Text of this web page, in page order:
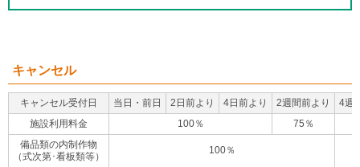
キャンセル
キャンセル受付日 当日・前日 2日前より 4日前より 2週間前より
4週
施設利用料金
100％ 75％
備品類の内制作物
（式次第･看板類等）
100％